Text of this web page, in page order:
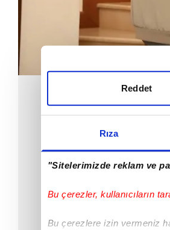
Rıza
"Sitelerimizde reklam ve
Bu çerezler, kullanıcıların
Bu çerezlere izin vermeniz
Reddet